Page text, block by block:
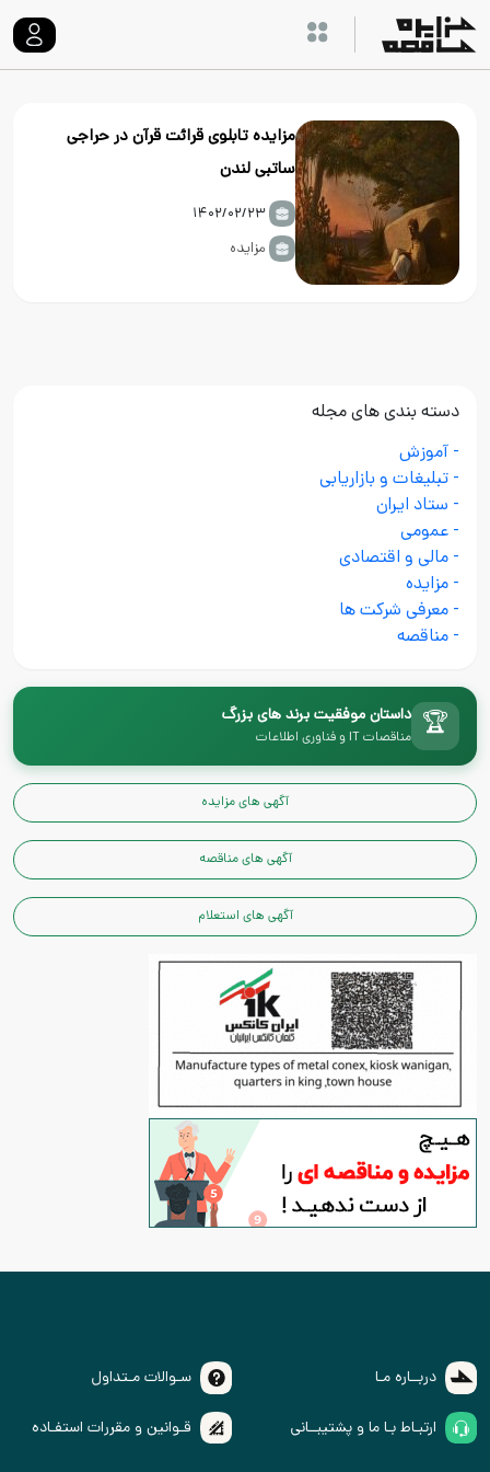
مزایده تابلوی قرائت قرآن در حراجی
ساتبی لندن
مزایده
دسته بندی های مجله
- آموزش
- تبلیغات و بازاریابی
- ستاد ایران
- عمومی
- مالی و اقتصادی
- مزایده
- معرفی شرکت ها
- مناقصه
🏆 داستان موفقیت برند های بزرگ
مناقصات IT و فناوری اطلاعات
آگهی های مزایده
آگهی های مناقصه
آگهی های استعلام
دربــاره مـا سـوالات مـتداول
ارتبـاط بـا ما و پشتیبــانی قـوانین و مقررات استفـاده